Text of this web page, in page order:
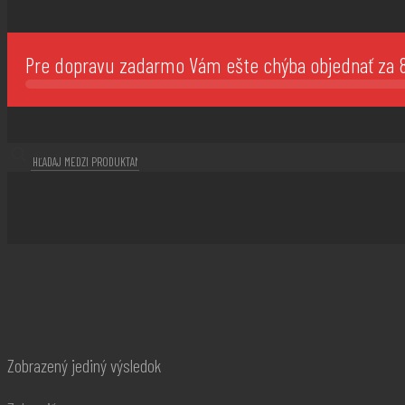
Pre dopravu zadarmo Vám ešte chýba objednať za
Zobrazený jediný výsledok